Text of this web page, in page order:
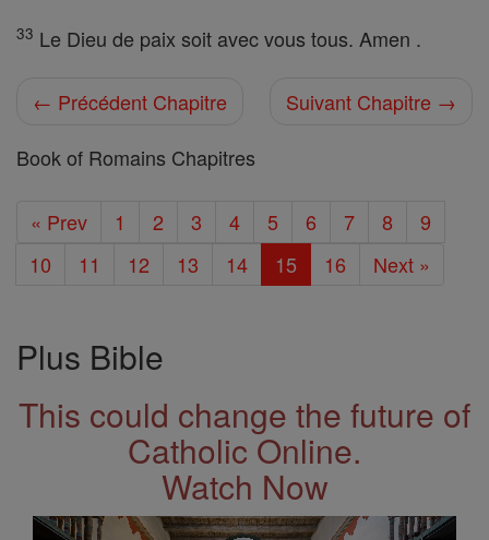
33 Le Dieu de paix soit avec vous tous. Amen .
← Précédent Chapitre
Suivant Chapitre →
Book of Romains Chapitres
« Prev 1 2 3 4 5 6 7 8
9
10
11 12 13 14 15 16 Next »
Plus Bible
This could change the future of
Catholic Online.
Watch Now